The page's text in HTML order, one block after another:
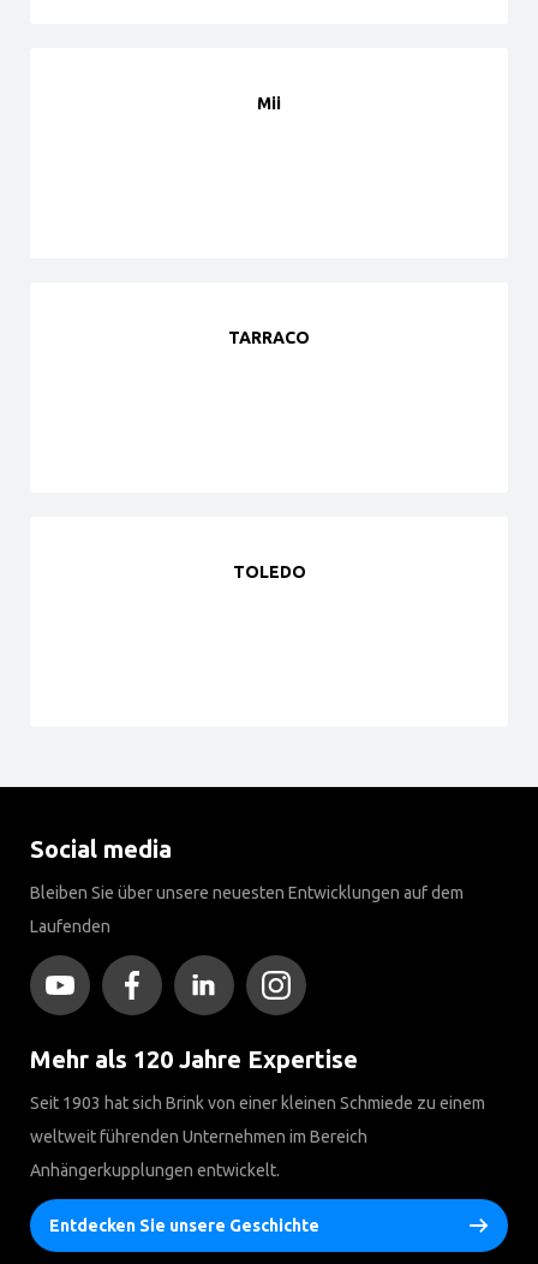
Mii
TARRACO
TOLEDO
Social media
Bleiben Sie über unsere neuesten Entwicklungen auf dem
Laufenden
Mehr als 120 Jahre Expertise
Seit 1903 hat sich Brink von einer kleinen Schmiede zu einem
weltweit führenden Unternehmen im Bereich
Anhängerkupplungen entwickelt.
Entdecken Sie unsere Geschichte